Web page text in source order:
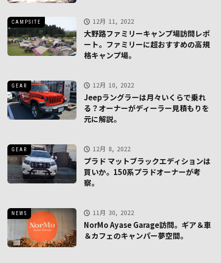
12月 11, 2022
CAMPSITE
大野路ファミリーキャンプ場訪問レポ
ート。ファミリーに超おすすめの高規
格キャンプ場。
12月 10, 2022
GEAR
Jeepラングラーは月々いくらで乗れ
る？オーナーがディーラー見積もりを
元に解説。
12月 8, 2022
GEAR
プラド マットブラックエディションは
買いか。150系プラドオーナーが考
察。
11月 30, 2022
NEWS
NorMo Ayase Garage訪問。ギア＆車
＆カフェのキャンパー夢空間。